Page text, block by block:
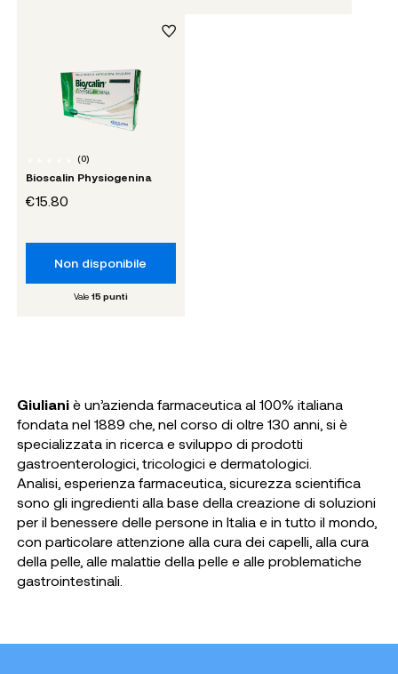
(0)
Bioscalin Physiogenina
€15.80
Non disponibile
Vale 15 punti
Giuliani è un’azienda farmaceutica al 100% italiana
fondata nel 1889 che, nel corso di oltre 130 anni, si è
specializzata in ricerca e sviluppo di prodotti
gastroenterologici, tricologici e dermatologici.
Analisi, esperienza farmaceutica, sicurezza scientifica
sono gli ingredienti alla base della creazione di soluzioni
per il benessere delle persone in Italia e in tutto il mondo,
con particolare attenzione alla cura dei capelli, alla cura
della pelle, alle malattie della pelle e alle problematiche
gastrointestinali.